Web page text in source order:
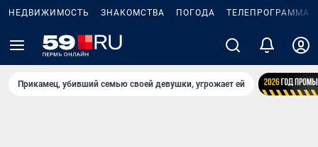
НЕДВИЖИМОСТЬ ЗНАКОМСТВА ПОГОДА ТЕЛЕПРОГРАММА
Прикамец, убивший семью своей девушки, угрожает ей